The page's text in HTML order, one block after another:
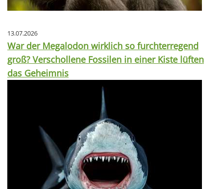
13.07.2026
War der Megalodon wirklich so furchterregend
groß? Verschollene Fossilen in einer Kiste lüften
das Geheimnis